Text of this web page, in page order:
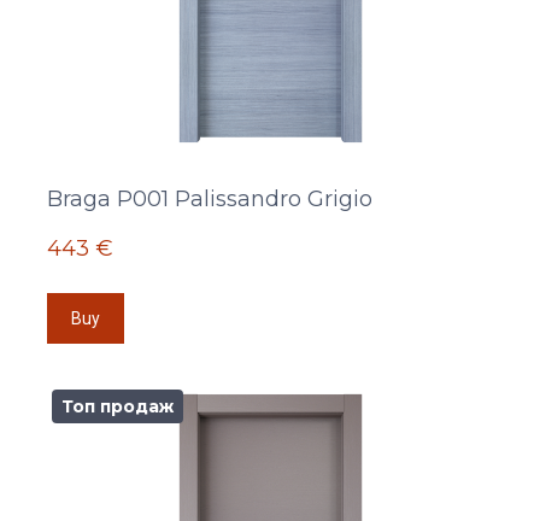
Braga P001 Palissandro Grigio
443 €
Buy
Топ продаж